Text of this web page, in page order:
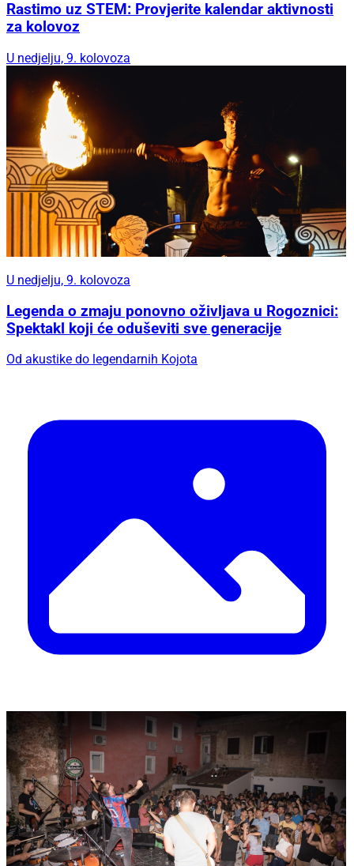
Rastimo uz STEM: Provjerite kalendar aktivnosti
za kolovoz
U nedjelju, 9. kolovoza
U nedjelju, 9. kolovoza
Legenda o zmaju ponovno oživljava u Rogoznici:
Spektakl koji će oduševiti sve generacije
Od akustike do legendarnih Kojota